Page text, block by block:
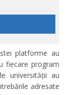
platforme au
fiecare program
universității au
adresate